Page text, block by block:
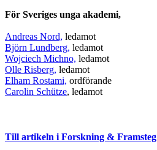
För Sveriges unga akademi,
Andreas Nord, ledamot
Björn Lundberg, ledamot
Wojciech Michno, ledamot
Olle Risberg, ledamot
Elham Rostami, ordförande
Carolin Schütze, ledamot
Till artikeln i Forskning & Framsteg